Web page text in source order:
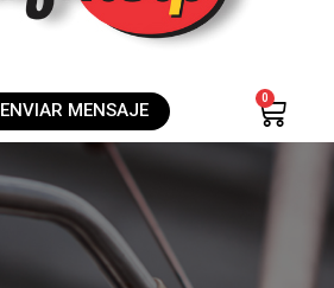
ENVIAR MENSAJE
0